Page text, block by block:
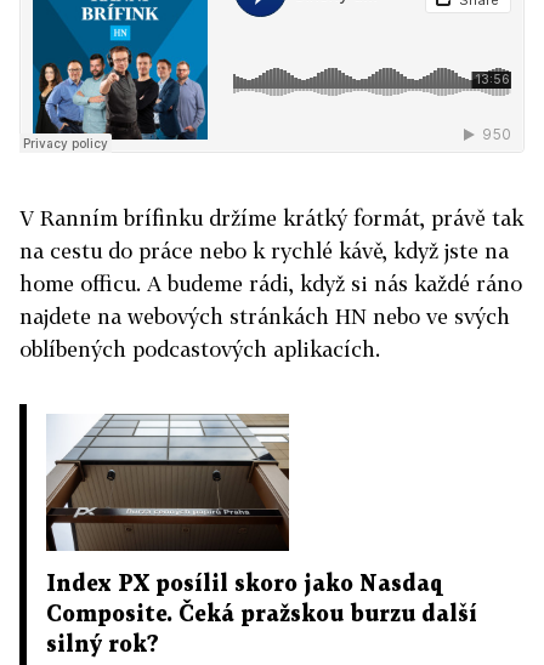
V Ranním brífinku držíme krátký formát, právě tak
na cestu do práce nebo k rychlé kávě, když jste na
home officu. A budeme rádi, když si nás každé ráno
najdete na webových stránkách HN nebo ve svých
oblíbených podcastových aplikacích.
Index PX posílil skoro jako Nasdaq
Composite. Čeká pražskou burzu další
silný rok?